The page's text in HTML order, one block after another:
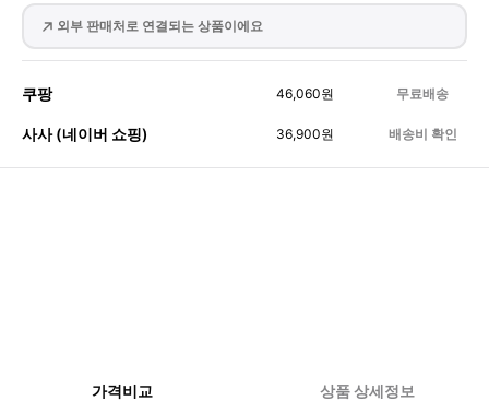
외부 판매처로 연결되는 상품이에요
쿠팡 46,060원 무료배송
사사 (네이버 쇼핑) 36,900원 배송비 확인
가격비교 상품 상세정보